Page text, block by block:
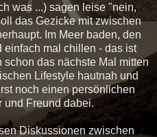
was ...) sagen leise "nein,
das Gezicke mit zwischen
Im Meer baden, den
einfach mal chillen - das ist
das nächste Mal mitten
Lifestyle hautnah und
noch einen persönlichen
und Freund dabei.
Diskussionen zwischen